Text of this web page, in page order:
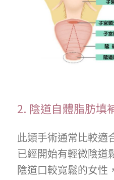
2. 陰道自體脂肪填
此類手術通常比較適
已經開始有輕微陰道
陰道口較寬鬆的女性